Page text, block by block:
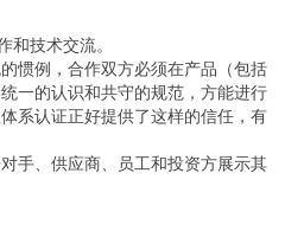
和技术交流。
惯例，合作双方必须在产品（包括
一的认识和共守的规范，方能进行
系认证正好提供了这样的信任，有
手、供应商、员工和投资方展示其